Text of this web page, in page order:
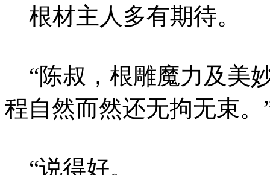
根材主人多有期待。
“陈叔，根雕魔力及美
程自然而然还无拘无束。
“说得好。